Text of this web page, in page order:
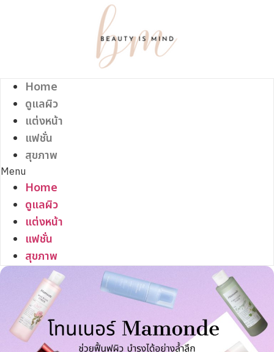
Home
ดูแลผิว
แต่งหน้า
แฟชั่น
สุขภาพ
Menu
Home
ดูแลผิว
แต่งหน้า
แฟชั่น
สุขภาพ